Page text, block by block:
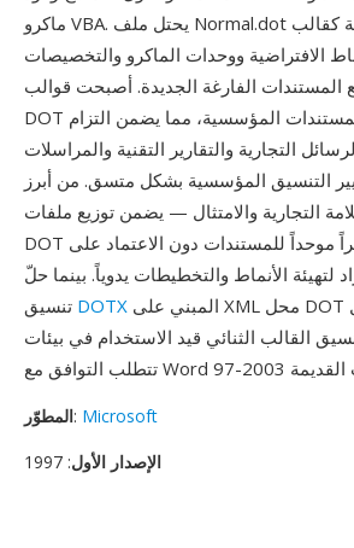
ماكرو VBA. يحتل ملف Normal.dot أهمية خاصة كقالب Word
الافتراضية ووحدات الماكرو والتخصيصات
الفارغة الجديدة. أصبحت قوالب
DOT أساسية لإدارة المستندات المؤسسية، مما يضمن التزام
التجارية والتقارير التقنية والمراسلات
التنسيق المؤسسية بشكل متسق. من أبرز
التجارية والامتثال — يضمن توزيع ملفات
DOT عبر المؤسسة مظهراً موحداً للمستندات دون الاعتماد على
لتهيئة الأنماط والتخطيطات يدوياً. بينما حلّ
DOTX
القالب الثنائي قيد الاستخدام في بيئات
المطوّر: Microsoft
الإصدار الأول: 1997